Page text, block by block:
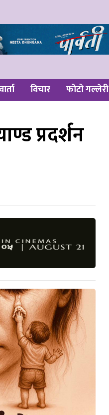
विचार फोटो गल्लेरी
प्रदर्शन